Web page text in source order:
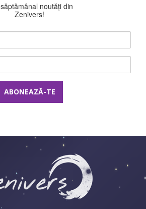
noutăți din
Zenivers!